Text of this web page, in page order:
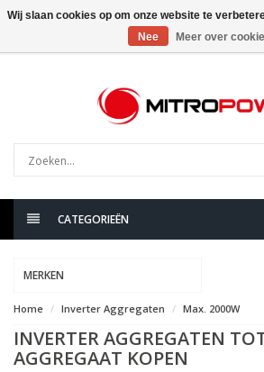
CATEGORIEËN
MERKEN
Home Inverter Aggregaten Max. 2000W
INVERTER AGGREGATEN
AGGREGAAT KOPEN
Wij slaan cookies op om onze website te
Nee
Meer over